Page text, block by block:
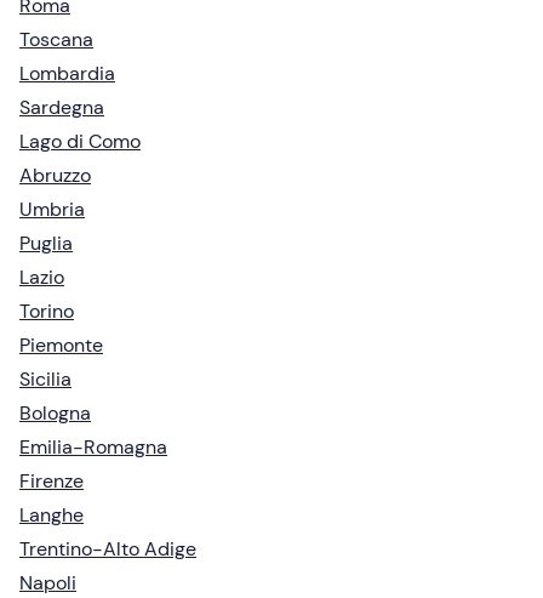
Roma
Toscana
Lombardia
Sardegna
Lago di Como
Abruzzo
Umbria
Puglia
Lazio
Torino
Piemonte
Sicilia
Bologna
Emilia-Romagna
Firenze
Langhe
Trentino-Alto Adige
Napoli